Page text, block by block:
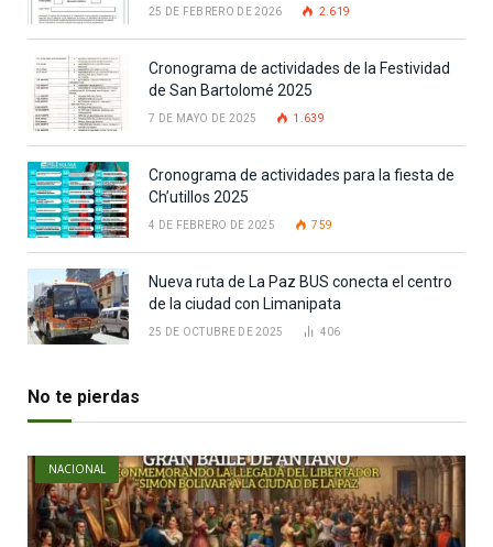
25 DE FEBRERO DE 2026 2.619
Cronograma de actividades de la Festividad
de San Bartolomé 2025
7 DE MAYO DE 2025 1.639
Cronograma de actividades para la fiesta de
Ch’utillos 2025
4 DE FEBRERO DE 2025 759
Nueva ruta de La Paz BUS conecta el centro
de la ciudad con Limanipata
25 DE OCTUBRE DE 2025 406
No te pierdas
NACIONAL